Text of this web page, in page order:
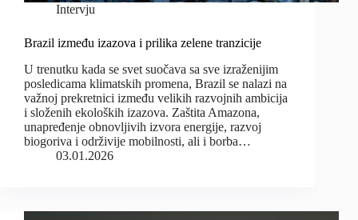
Intervju
Brazil između izazova i prilika zelene tranzicije
U trenutku kada se svet suočava sa sve izraženijim
posledicama klimatskih promena, Brazil se nalazi na
važnoj prekretnici između velikih razvojnih ambicija
i složenih ekoloških izazova. Zaštita Amazona,
unapređenje obnovljivih izvora energije, razvoj
biogoriva i održivije mobilnosti, ali i borba…
03.01.2026